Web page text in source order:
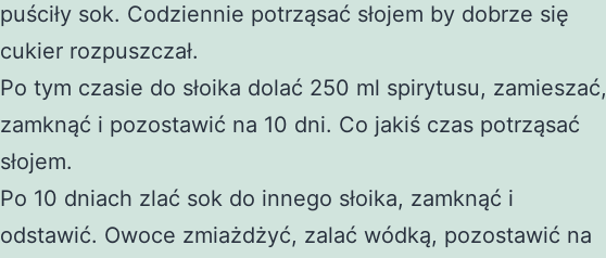
puściły sok. Codziennie potrząsać słojem by dobrze się
cukier rozpuszczał.
Po tym czasie do słoika dolać 250 ml spirytusu, zamieszać,
zamknąć i pozostawić na 10 dni. Co jakiś czas potrząsać
słojem.
Po 10 dniach zlać sok do innego słoika, zamknąć i
odstawić. Owoce zmiażdżyć, zalać wódką, pozostawić na